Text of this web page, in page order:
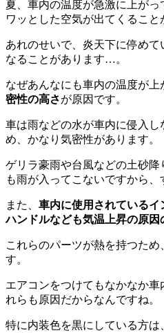
夏、車内の温度が急激に上が
ワッとした空気が出てくること
あれのせいで、炎天下に停め
なることがあります…。
なぜあんなにも車内の温度が上
密性の高さが原因です。
車は雨などの水が車内に侵入
め、かなり気密性があります。
ゲリラ豪雨や台風などの土砂
も雨が入ってこないですから、
また、 車内に使用されている
ハンドルなども気温上昇の原因
これらのパーツが熱を持つた
す。
エアコンをつけてもなかなか車
れらも原因だからなんですね。
特に内装色を黒にしている方